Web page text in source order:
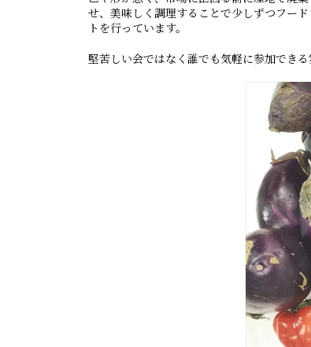
せ、美味しく調理することで少しずつフー
トを行っています。
堅苦しい会ではなく誰でも気軽に参加でき